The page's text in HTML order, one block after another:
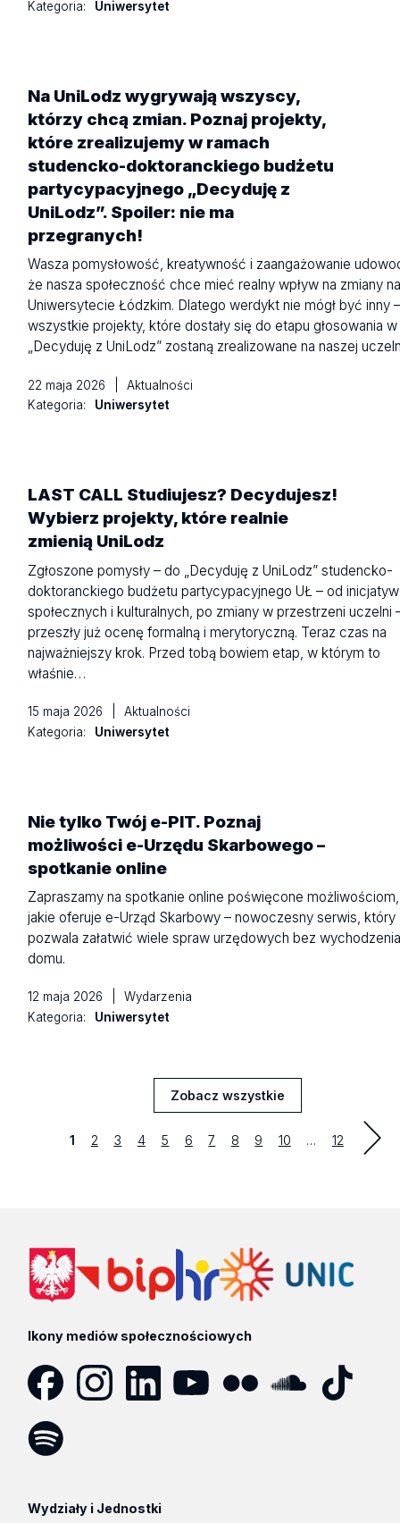
Kategoria: Uniwersytet
Na UniLodz wygrywają wszyscy,
którzy chcą zmian. Poznaj projekty,
które zrealizujemy w ramach
studencko-doktoranckiego budżetu
partycypacyjnego „Decyduję z
UniLodz”. Spoiler: nie ma
przegranych!
Wasza pomysłowość, kreatywność i zaangażowanie
że nasza społeczność chce mieć realny wpływ na zmiany
Uniwersytecie Łódzkim. Dlatego werdykt nie mógł być inny
wszystkie projekty, które dostały się do etapu głosowania w
„Decyduję z UniLodz” zostaną zrealizowane na naszej
22 maja 2026
Aktualności
Kategoria:
Uniwersytet
LAST CALL Studiujesz? Decydujesz!
Wybierz projekty, które realnie
zmienią UniLodz
Zgłoszone pomysły – do „Decyduję z UniLodz” studencko-
doktoranckiego budżetu partycypacyjnego UŁ – od inicjatyw
społecznych i kulturalnych, po zmiany w przestrzeni uczelni
przeszły już ocenę formalną i merytoryczną. Teraz czas na
najważniejszy krok. Przed tobą bowiem etap, w którym to
właśnie…
15 maja 2026
Aktualności
Kategoria:
Uniwersytet
Nie tylko Twój e-PIT. Poznaj
możliwości e-Urzędu Skarbowego –
spotkanie online
Zapraszamy na spotkanie online poświęcone możliwościom,
jakie oferuje e-Urząd Skarbowy – nowoczesny serwis, który
pozwala załatwić wiele spraw urzędowych bez
domu.
12 maja 2026
Wydarzenia
Kategoria:
Uniwersytet
Zobacz wszystkie
Aktualności
1 Strona
2 Strona
3 Strona
4 Strona
5 Strona
6 Strona
7 Strona
8 Strona
9 Strona
10 … Strona
12last
Ikony mediów społecznościowych
Wydziały i Jednostki